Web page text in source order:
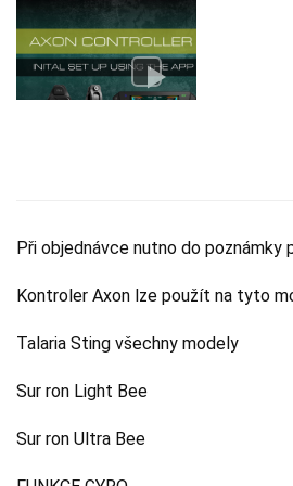
Při objednávce nutno do
Kontroler Axon lze použít na tyto
Talaria Sting všechny modely
Sur ron Light Bee
Sur ron Ultra Bee